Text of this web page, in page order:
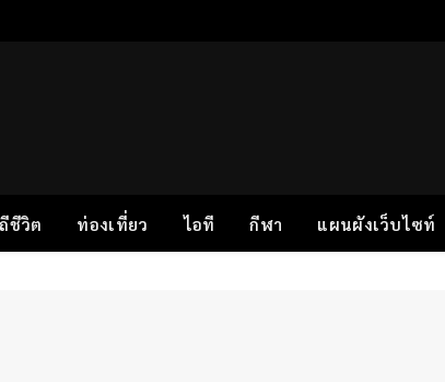
ชีวิต ท่องเที่ยว ไอที กีฬา แผนผังเว็บไซท์